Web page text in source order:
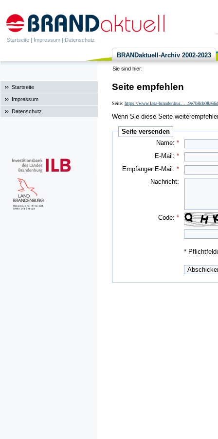
Startseite | Impressum | Datenschutz
BRANDaktuell-Archiv 2002-2023
Sie sind hier:
Startseite
Impressum
Datenschutz
Seite empfehlen
Seite: https://www.lasa-
Wenn Sie diese Seite
Seite versenden
Name:*
E-Mail:*
Empfänger E-Mail:*
Nachricht:
Code:*
*